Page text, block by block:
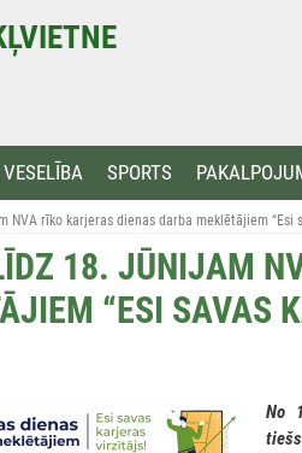
VESELĪBA SPORTS
NVA rīko karjeras dienas darba meklētājiem “Esi
18. JŪNIJAM
“ESI SAVAS
No